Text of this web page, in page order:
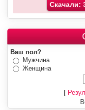
Скачали:
Ваш пол?
Мужчина
Женщина
[